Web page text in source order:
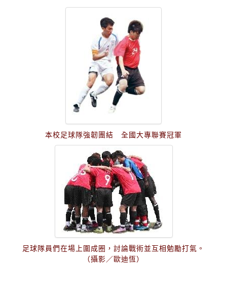
本校足球隊強韌團結 全國大專聯賽冠軍
足球隊員們在場上圍成圈，討論戰術並互相勉勵打氣。
（攝影／歐迪恆）